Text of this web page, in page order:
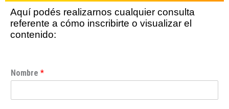
Aquí podés realizarnos cualquier consulta
referente a cómo inscribirte o visualizar el
contenido:
Nombre *